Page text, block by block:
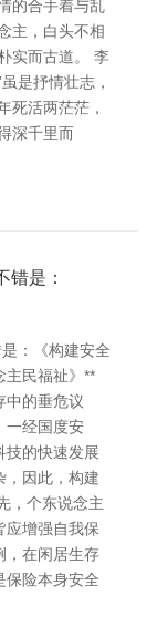
的合手着与乱
主，白头不相
实而古道。 李
是抒情壮志，
死活两茫茫，
深千里而
错是：
：《构建安全
主民福祉》**
中的垂危议
一经国度安
技的快速发展
，因此，构建
，个东说念主
应增强自我保
，在闲居生存
保险本身安全